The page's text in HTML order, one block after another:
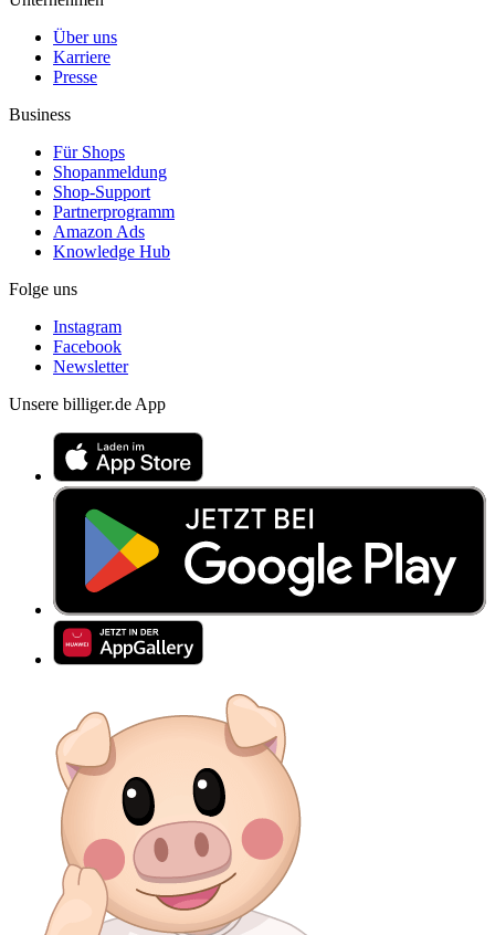
Über uns
Karriere
Presse
Business
Für Shops
Shopanmeldung
Shop-Support
Partnerprogramm
Amazon Ads
Knowledge Hub
Folge uns
Instagram
Facebook
Newsletter
Unsere billiger.de App